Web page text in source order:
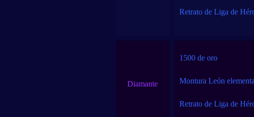
Retrato de Liga de
Diamante
1500 de oro
Montura León
Retrato de Liga de